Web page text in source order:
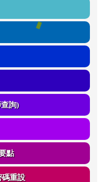
詢)
點
碼重設